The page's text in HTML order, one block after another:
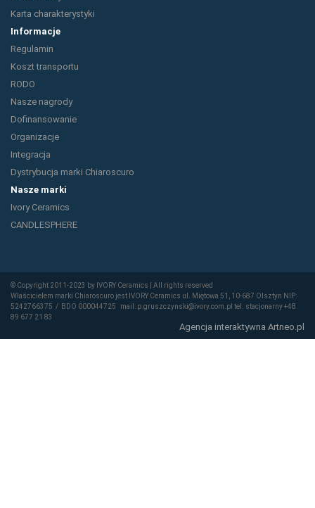
Karta charakterystyki
Informacje
Regulamin
Koszt transportu
RODO
Nasze nagrody
Dofinansowanie
Organizacje
Integracja
Dystrybucja marki Chiaroscuro
Nasze marki
Ivory Ceramics
CANDLESPHERE
© Copyright 2011-2023 by IVORY Ceramics | All rights reserved
Właścicielem marki Chiaroscuro jest IVORY Ceramics ul. Miętowa 51, 10-687 Olsztyn NIP:
5242766375 / BDO 000044725 mail: p.gruszczynski@ivory.com.pl tel. stacjonarny +48
89 677 21 83
Agencja interaktywna Artneo.pl